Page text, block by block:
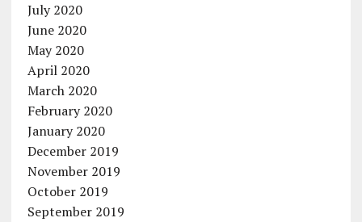
July 2020
June 2020
May 2020
April 2020
March 2020
February 2020
January 2020
December 2019
November 2019
October 2019
September 2019